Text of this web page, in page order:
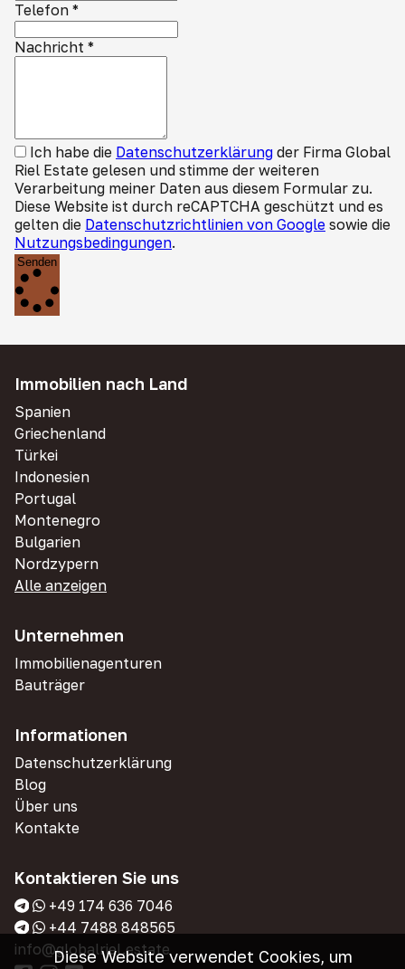
Telefon *
Nachricht *
Ich habe die Datenschutzerklärung der Firma Global
Riel Estate gelesen und stimme der weiteren
Verarbeitung meiner Daten aus diesem Formular zu.
Diese Website ist durch reCAPTCHA geschützt und es
gelten die Datenschutzrichtlinien von Google sowie die
Nutzungsbedingungen.
Senden
Immobilien nach Land
Spanien
Griechenland
Türkei
Indonesien
Portugal
Montenegro
Bulgarien
Nordzypern
Alle anzeigen
Unternehmen
Immobilienagenturen
Bauträger
Informationen
Datenschutzerklärung
Blog
Über uns
Kontakte
Kontaktieren Sie uns
+49 174 636 7046
+44 7488 848565
info@globalriel.estate
Diese Website verwendet Cookies, um